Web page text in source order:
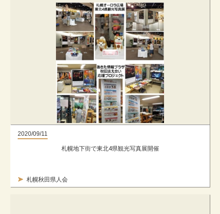
2020/09/11
札幌秋田県人会
札幌地下街で東北4県観光写真展開催